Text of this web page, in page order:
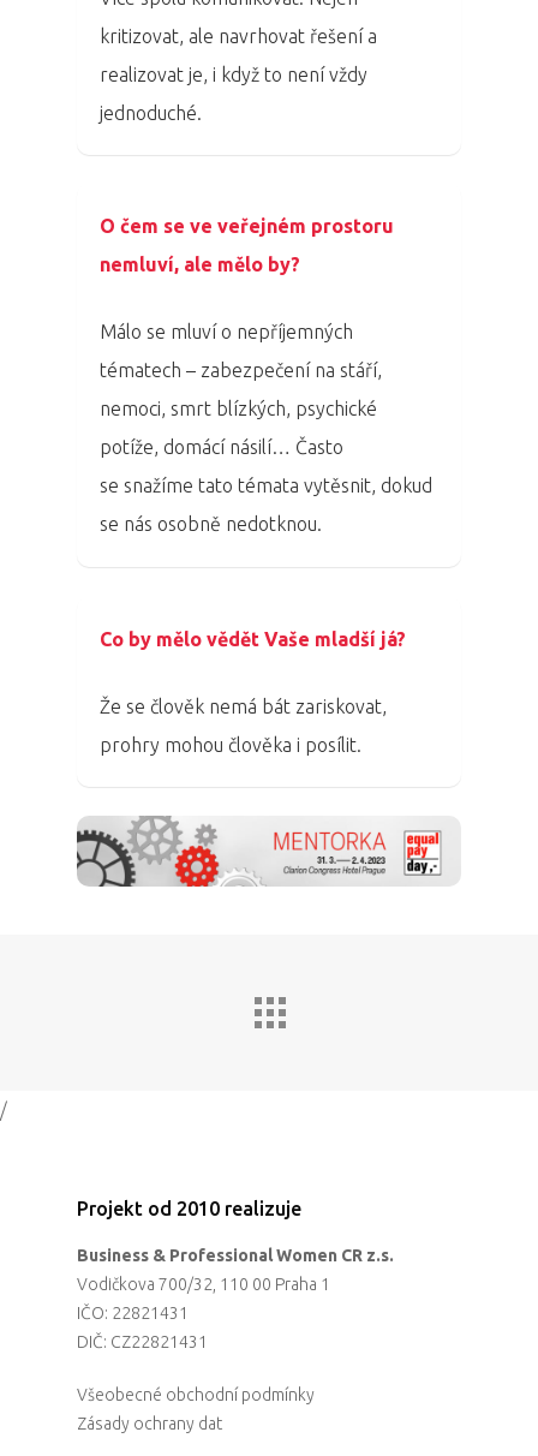
kritizovat, ale navrhovat řešení a
realizovat je, i když to není vždy
jednoduché.
O čem se ve veřejném prostoru
nemluví, ale mělo by?
Málo se mluví o nepříjemných
tématech – zabezpečení na stáří,
nemoci, smrt blízkých, psychické
potíže, domácí násilí… Často
se snažíme tato témata vytěsnit, dokud
se nás osobně nedotknou.
Co by mělo vědět Vaše mladší já?
Že se člověk nemá bát zariskovat,
prohry mohou člověka i posílit.
/
Projekt od 2010 realizuje
Business & Professional Women CR z.s.
Vodičkova 700/32, 110 00 Praha 1
IČO: 22821431
DIČ: CZ22821431
Všeobecné obchodní podmínky
Zásady ochrany dat
Osobnosti
Dopad